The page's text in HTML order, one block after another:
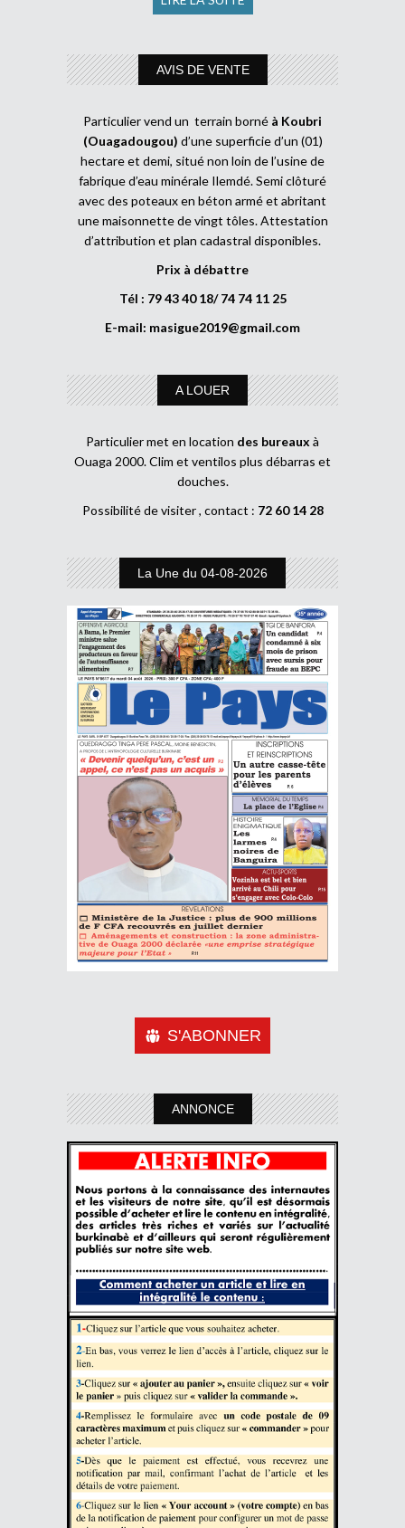
AVIS DE VENTE
Particulier vend un terrain borné à Koubri
(Ouagadougou) d’une superficie d’un (01)
hectare et demi, situé non loin de l’usine de
fabrique d’eau minérale Ilemdé. Semi clôturé
avec des poteaux en béton armé et abritant
une maisonnette de vingt tôles. Attestation
d’attribution et plan cadastral disponibles.
Prix à débattre
Tél : 79 43 40 18/ 74 74 11 25
E-mail: masigue2019@gmail.com
A LOUER
Particulier met en location des bureaux à
Ouaga 2000. Clim et ventilos plus débarras et
douches.
Possibilité de visiter , contact : 72 60 14 28
La Une du 04-08-2026
S'ABONNER
ANNONCE